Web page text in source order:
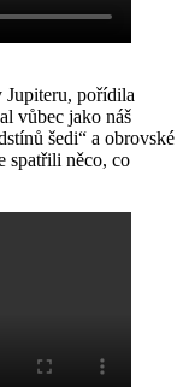
Jupiteru, pořídila
vůbec jako náš
šedi“ a obrovské
spatřili něco, co